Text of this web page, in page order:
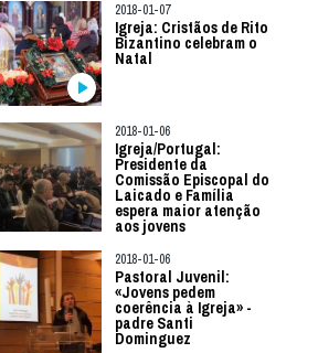
2018-01-07
Igreja: Cristãos de Rito
Bizantino celebram o
Natal
2018-01-06
Igreja/Portugal:
Presidente da
Comissão Episcopal do
Laicado e Família
espera maior atenção
aos jovens
2018-01-06
Pastoral Juvenil:
«Jovens pedem
coerência à Igreja» -
padre Santi
Dominguez